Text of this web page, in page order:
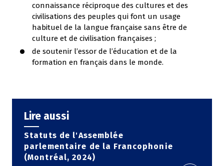
connaissance réciproque des cultures et des
civilisations des peuples qui font un usage
habituel de la langue française sans être de
culture et de civilisation françaises ;
de soutenir l’essor de l’éducation et de la
formation en français dans le monde.
Lire aussi
Statuts de l'Assemblée
parlementaire de la Francophonie
(Montréal, 2024)